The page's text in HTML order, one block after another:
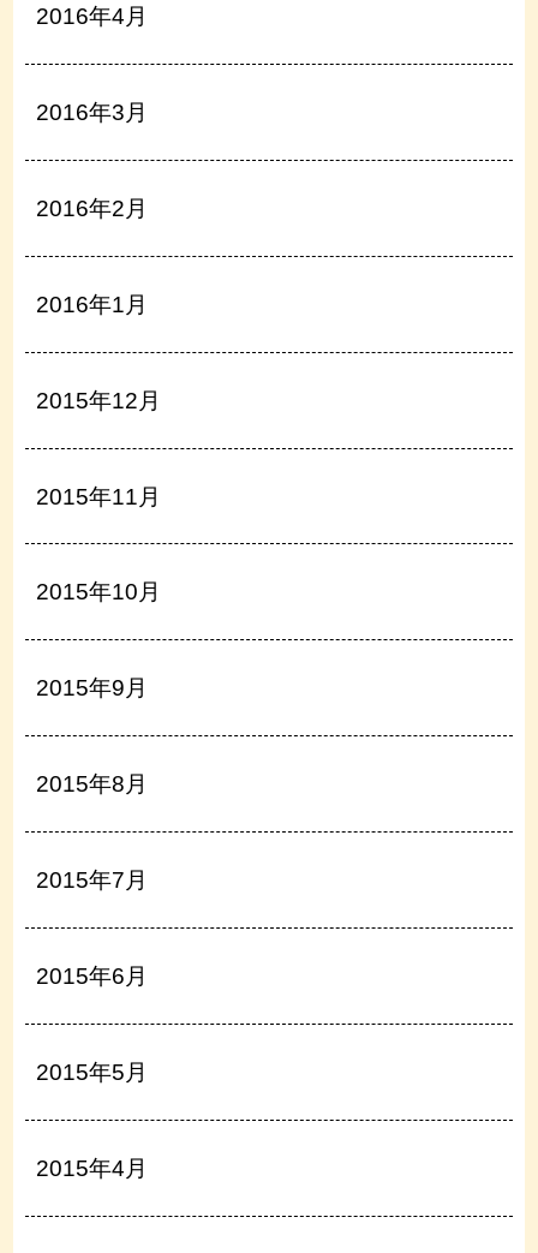
2016年4月
2016年3月
2016年2月
2016年1月
2015年12月
2015年11月
2015年10月
2015年9月
2015年8月
2015年7月
2015年6月
2015年5月
2015年4月